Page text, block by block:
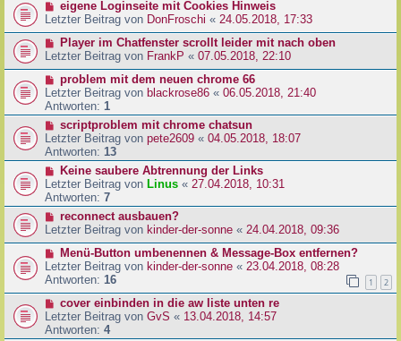
eigene Loginseite mit Cookies Hinweis
Letzter Beitrag von DonFroschi « 24.05.2018, 17:33
Player im Chatfenster scrollt leider mit nach oben
Letzter Beitrag von FrankP « 07.05.2018, 22:10
problem mit dem neuen chrome 66
Letzter Beitrag von blackrose86 « 06.05.2018, 21:40
Antworten: 1
scriptproblem mit chrome chatsun
Letzter Beitrag von pete2609 « 04.05.2018, 18:07
Antworten: 13
Keine saubere Abtrennung der Links
Letzter Beitrag von Linus « 27.04.2018, 10:31
Antworten: 7
reconnect ausbauen?
Letzter Beitrag von kinder-der-sonne « 24.04.2018, 09:36
Menü-Button umbenennen & Message-Box entfernen?
Letzter Beitrag von kinder-der-sonne « 23.04.2018, 08:28
Antworten: 16 1 2
cover einbinden in die aw liste unten re
Letzter Beitrag von GvS « 13.04.2018, 14:57
Antworten: 4